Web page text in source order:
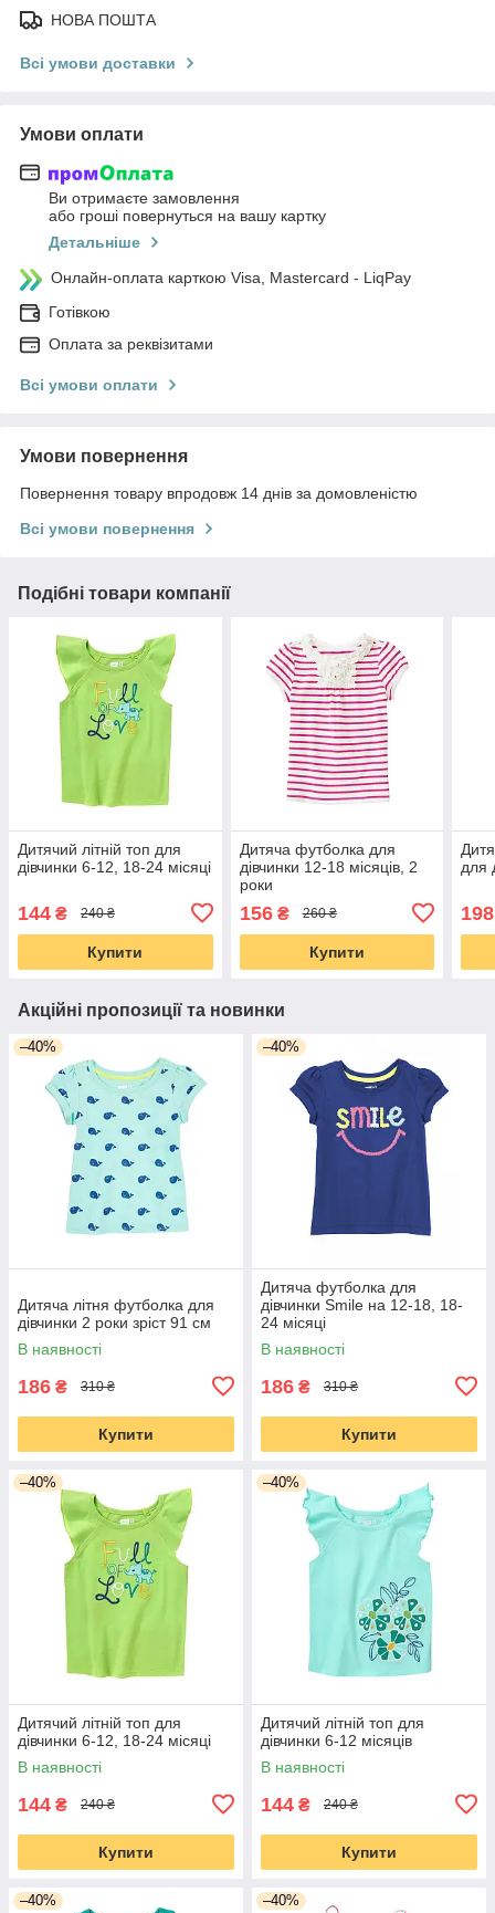
НОВА ПОШТА
Всі умови доставки
Умови оплати
Ви отримаєте замовлення
або гроші повернуться на вашу картку
Детальніше
Онлайн-оплата карткою Visa, Mastercard - LiqPay
Готівкою
Оплата за реквізитами
Всі умови оплати
Умови повернення
Повернення товару впродовж 14 днів за домовленістю
Всі умови повернення
Подібні товари компанії
Дитячий літній топ для
дівчинки 6-12, 18-24 місяці
144 ₴ 240 ₴
Купити
Дитяча футболка для
дівчинки 12-18 місяців, 2
роки
156₴ 260 ₴
Купити
для
198
Акційні пропозиції та новинки
–40%
Дитяча літня футболка для
дівчинки 2 роки зріст 91 см
В наявності
186 ₴ 310 ₴
Купити
–40%
Дитяча футболка для
дівчинки Smile на 12-18, 18-
24 місяці
В наявності
186 ₴ 310 ₴
Купити
–40%
Дитячий літній топ для
дівчинки 6-12, 18-24 місяці
В наявності
144 ₴ 240 ₴
Купити
–40%
Дитячий літній топ для
дівчинки 6-12 місяців
В наявності
144 ₴ 240 ₴
Купити
–40% –40%